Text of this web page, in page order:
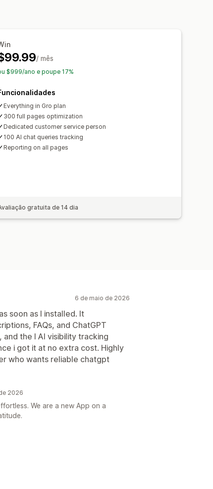
/ mês
$999/ano e poupe 17%
Everything in Gro plan
300 full pages optimization
Dedicated customer service person
100 AI chat queries tracking
Reporting on all pages
gratuita de 14 dia
6 de maio de 2026
soon as I installed. It
FAQs, and ChatGPT
the l AI visibility tracking
i got it at no extra cost. Highly
who wants reliable chatgpt
2026
We are a new App on a